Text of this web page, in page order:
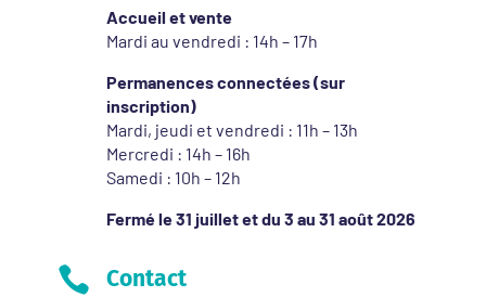
Accueil et vente
Mardi au vendredi : 14h – 17h
Permanences connectées (sur
inscription)
Mardi, jeudi et vendredi : 11h – 13h
Mercredi : 14h – 16h
Samedi : 10h – 12h
Fermé le 31 juillet et du 3 au 31 août 2026
 Contact